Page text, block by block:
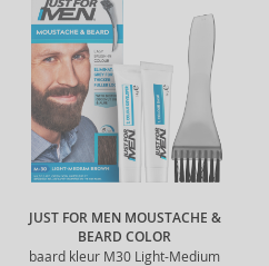
JUST FOR MEN MOUSTACHE &
BEARD COLOR
baard kleur M30 Light-Medium